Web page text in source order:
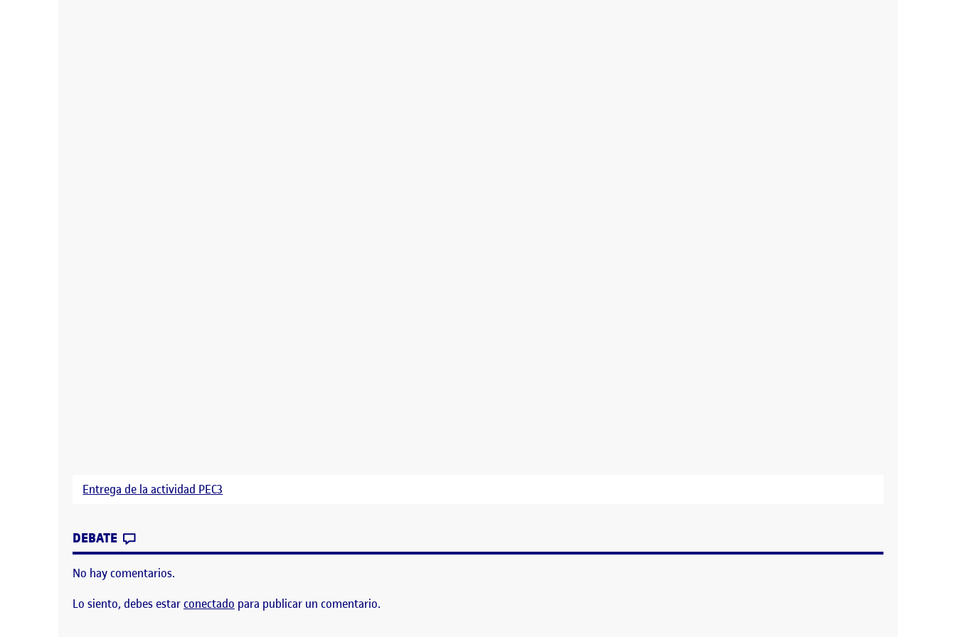
Entrega de la actividad PEC3
DEBATE
No hay comentarios.
Lo siento, debes estarconectado para publicar un comentario.